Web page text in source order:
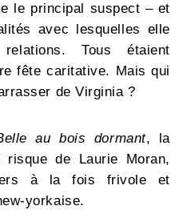
le principal suspect – et
avec lesquelles elle
Tous étaient
fête caritative. Mais qui
de Virginia ?
au bois dormant, la
risque de Laurie Moran,
à la fois frivole et
yorkaise.